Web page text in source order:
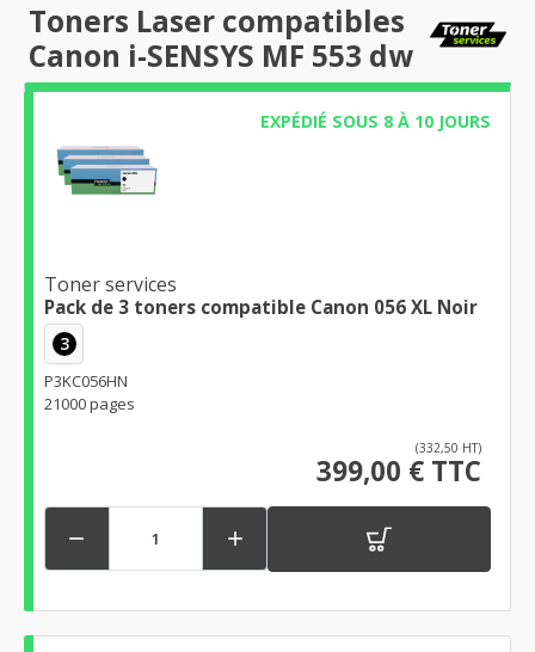
Toners Laser compatibles
Canon i-SENSYS MF 553 dw
EXPÉDIÉ SOUS 8 À 10 JOURS
Toner services
Pack de 3 toners compatible Canon 056 XL Noir
3
P3KC056HN
21000 pages
(332,50 HT)
399,00 € TTC
 